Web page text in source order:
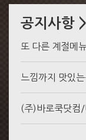
공지사항 >
또 다른 계절메
느낌까지 맛있
(주)바로쿡닷컴